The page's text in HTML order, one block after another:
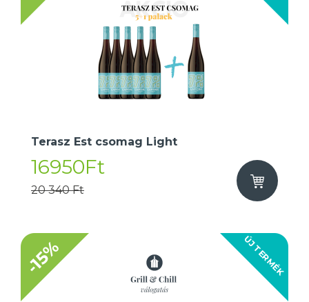
Terasz Est csomag Light
16950Ft
20 340 Ft
ÚJ TERMÉK
-15%